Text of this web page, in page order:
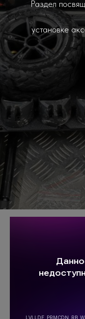
Раздел
установке